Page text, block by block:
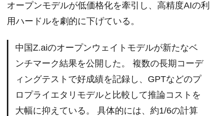
オープンモデルが低価格化を牽引し、高精度AIの利
用ハードルを劇的に下げている。
中国Z.aiのオープンウェイトモデルが新たなベ
ンチマーク結果を公開した。 複数の長期コーデ
ィングテストで好成績を記録し、GPTなどのプ
ロプライエタリモデルと比較して推論コストを
大幅に抑えている。 具体的には、約1/6の計算